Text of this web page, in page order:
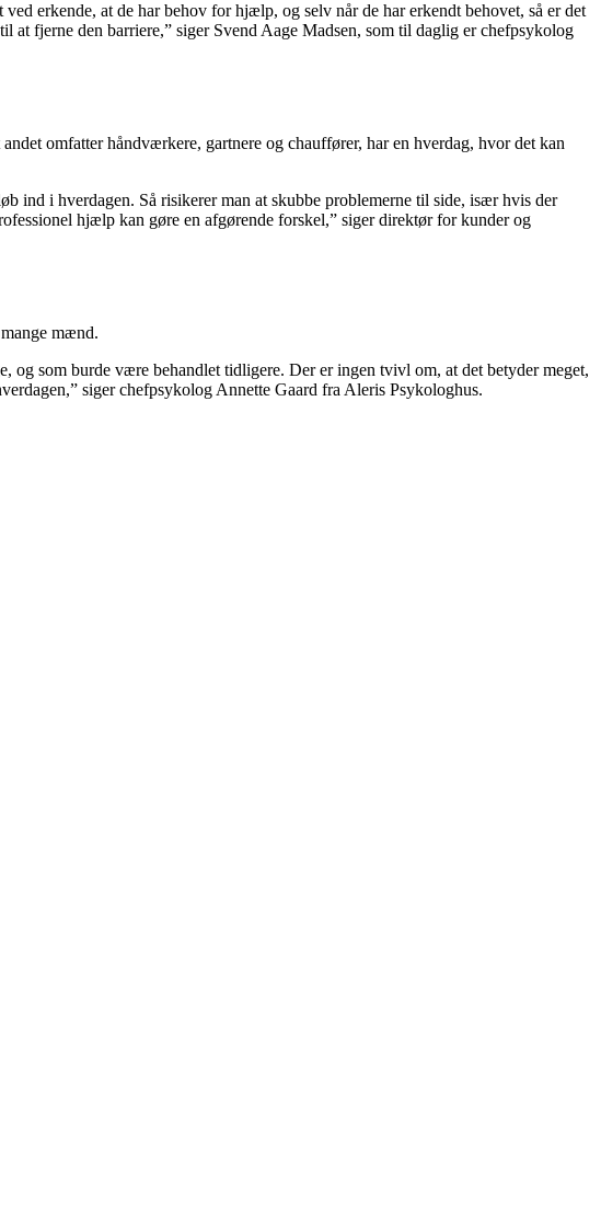
erkende, at de har behov for hjælp, og selv når de har erkendt behovet, så er det
fjerne den barriere,” siger Svend Aage Madsen, som til daglig er chefpsykolog
omfatter håndværkere, gartnere og chauffører, har en hverdag, hvor det kan
ind i hverdagen. Så risikerer man at skubbe problemerne til side, især hvis der
hjælp kan gøre en afgørende forskel,” siger direktør for kunder og
mænd.
som burde være behandlet tidligere. Der er ingen tvivl om, at det betyder meget,
siger chefpsykolog Annette Gaard fra Aleris Psykologhus.